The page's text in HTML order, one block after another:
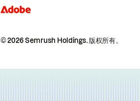
© 2026 Semrush Holdings.版权所有。